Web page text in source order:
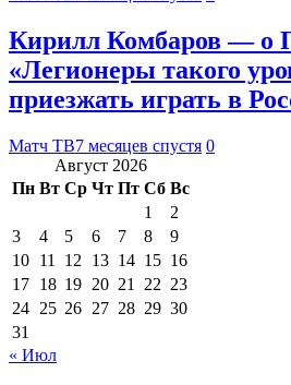
Кирилл Комбаров — о
«Легионеры такого
приезжать играть в
Матч ТВ7 месяцев спустя 0
Август 2026
Пн Вт Ср Чт Пт Сб Вс
1
2
3
4 5 6 7 8
9
10 11 12 13 14 15 16
17 18 19 20 21 22 23
24 25 26 27 28 29 30
31
« Июл